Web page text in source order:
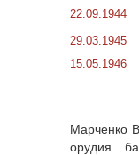
22.09.1944
29.03.1945
15.05.1946
Марченко
орудия